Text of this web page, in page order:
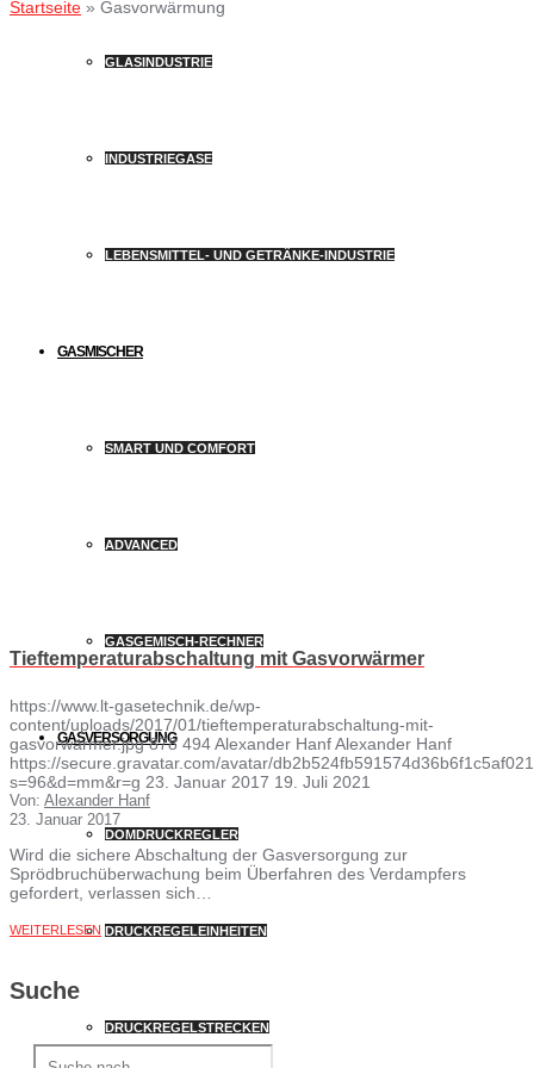
GLASINDUSTRIE
INDUSTRIEGASE
LEBENSMITTEL- UND GETRÄNKE-INDUSTRIE
GASMISCHER
SMART UND COMFORT
ADVANCED
GASGEMISCH-RECHNER
GASVERSORGUNG
DOMDRUCKREGLER
DRUCKREGELEINHEITEN
DRUCKREGELSTRECKEN
Startseite » Gasvorwärmung
Tieftemperaturabschaltung mit Gasvorwärmer
https://www.lt-gasetechnik.de/wp-
content/uploads/2017/01/tieftemperaturabschaltung-mit-
gasvorwärmer.jpg 878 494Alexander HanfAlexander Hanf
https://secure.gravatar.com/avatar/
s=96&d=mm&r=g 23. Januar 2017 19. Juli 2021
Von: Alexander Hanf
23. Januar 2017
Wird die sichere Abschaltung der Gasversorgung zur
Sprödbruchüberwachung beim Überfahren des Verdampfers
gefordert, verlassen sich…
WEITERLESEN
Suche